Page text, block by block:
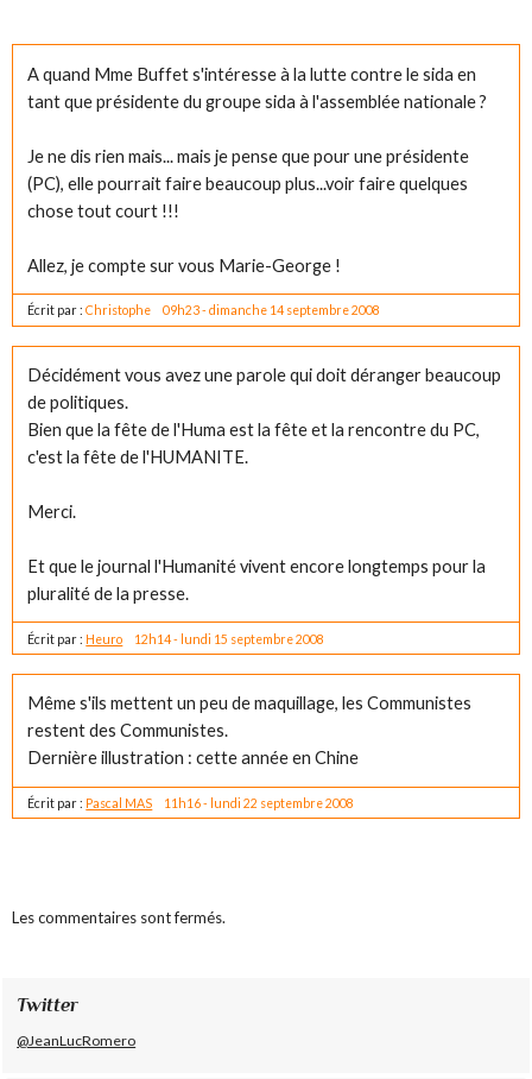
A quand Mme Buffet s'intéresse à la lutte contre le sida en
tant que présidente du groupe sida à l'assemblée nationale ?
Je ne dis rien mais... mais je pense que pour une présidente
(PC), elle pourrait faire beaucoup plus...voir faire quelques
chose tout court !!!
Allez, je compte sur vous Marie-George !
Écrit par :Christophe 09h23-dimanche 14 septembre 2008
Décidément vous avez une parole qui doit déranger beaucoup
de politiques.
Bien que la fête de l'Huma est la fête et la rencontre du PC,
c'est la fête de l'HUMANITE.
Merci.
Et que le journal l'Humanité vivent encore longtemps pour la
pluralité de la presse.
Écrit par : Heuro 12h14- lundi 15 septembre 2008
Même s'ils mettent un peu de maquillage, les Communistes
restent des Communistes.
Dernière illustration : cette année en Chine
Écrit par : Pascal MAS 11h16- lundi 22 septembre 2008
Les commentaires sont fermés.
Twitter
@JeanLucRomero